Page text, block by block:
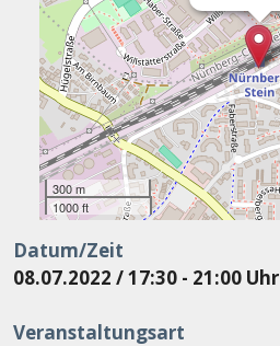
300 m
1000 ft
Datum/Zeit
08.07.2022 / 17:30 - 21:00 Uhr
Veranstaltungsart